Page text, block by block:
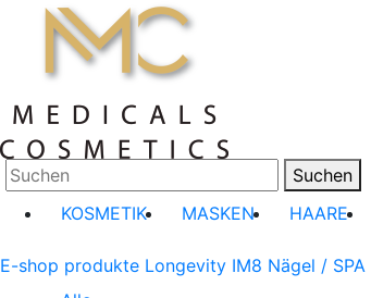
Suchen
KOSMETIK
MASKEN HAARE
E-shop produkte Longevity IM8 Nägel / SPA